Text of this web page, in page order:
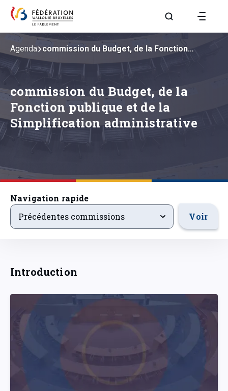
Aller à la page
commission du Budget, de la
Fonction publique et de la
Simplification administrative
Agenda commission du Budget, de la Fonction…
Navigation rapide
precedentsevenements
Précédentes commissions Voir
Introduction